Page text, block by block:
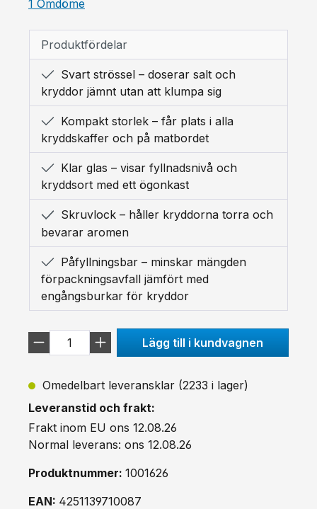
1 Omdöme
Produktfördelar
Svart strössel – doserar salt och
kryddor jämnt utan att klumpa sig
Kompakt storlek – får plats i alla
kryddskaffer och på matbordet
Klar glas – visar fyllnadsnivå och
kryddsort med ett ögonkast
Skruvlock – håller kryddorna torra och
bevarar aromen
Påfyllningsbar – minskar mängden
förpackningsavfall jämfört med
engångsburkar för kryddor
Lägg till i kundvagnen
Omedelbart leveransklar (2233 i lager)
Leveranstid och frakt:
Frakt inom EU ons 12.08.26
Normal leverans: ons 12.08.26
Produktnummer: 1001626
EAN: 4251139710087